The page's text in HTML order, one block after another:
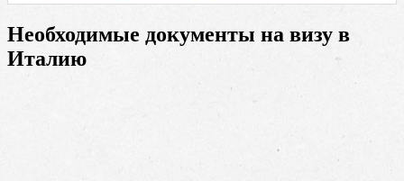
Необходимые документы на визу в
Италию